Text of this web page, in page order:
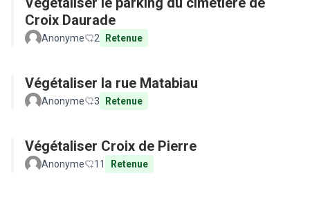
Croix Daurade
Anonyme 2 Retenue
Végétaliser la rue Matabiau
Anonyme 3 Retenue
Végétaliser Croix de Pierre
Anonyme 11 Retenue